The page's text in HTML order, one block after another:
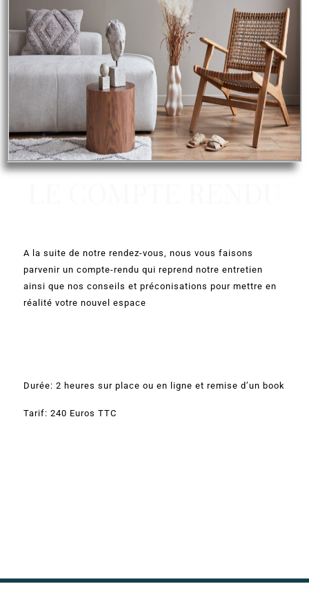
A la suite de notre rendez-vous, nous vous faisons
parvenir un compte-rendu qui reprend notre entretien
ainsi que nos conseils et préconisations pour mettre en
réalité votre nouvel espace
Durée: 2 heures sur place ou en ligne et remise d’un book
Tarif: 240 Euros TTC